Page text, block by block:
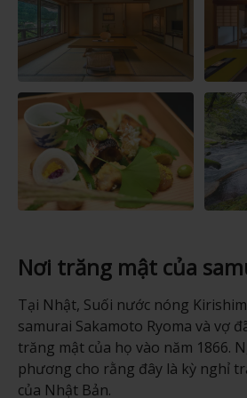
Nơi trăng mật của
Tại Nhật, Suối nước nóng
samurai Sakamoto Ryoma và vợ
trăng mật của họ vào năm 1866.
phương cho rằng đây là kỳ nghỉ
của Nhật Bản.